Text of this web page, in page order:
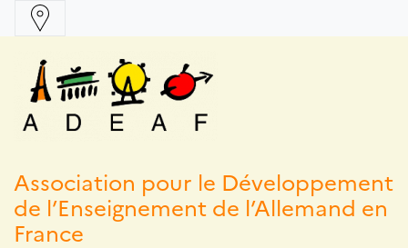
Association pour le Développement
de l’Enseignement de l’Allemand en
France